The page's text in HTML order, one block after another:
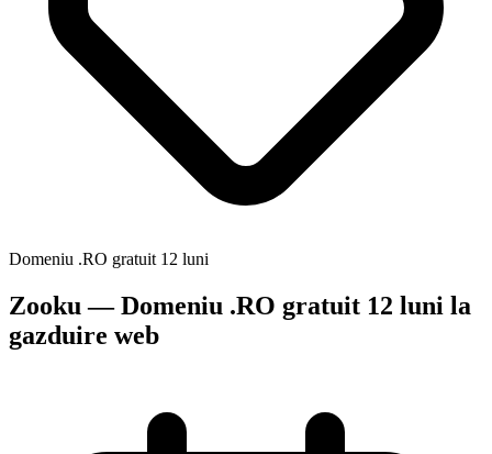
Domeniu .RO gratuit 12 luni
Zooku — Domeniu .RO gratuit 12 luni la
gazduire web